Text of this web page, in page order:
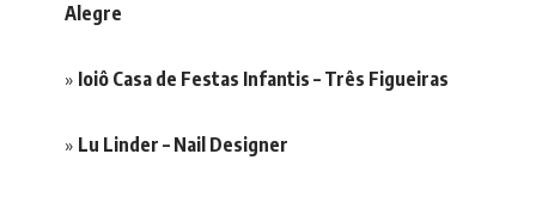
Alegre
Ioiô Casa de Festas Infantis – Três Figueiras
Lu Linder – Nail Designer